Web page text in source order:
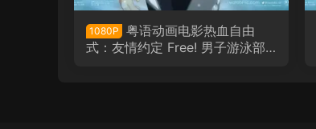
1080P
粤语动画电影热血自由
式：友情约定 Free! 男子游泳部